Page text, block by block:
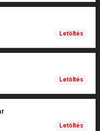
Letöltés
Letöltés
Letöltés